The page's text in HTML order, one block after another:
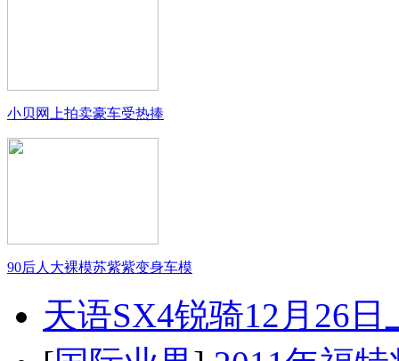
小贝网上拍卖豪车受热捧
90后人大裸模苏紫紫变身车模
天语SX4锐骑12月26